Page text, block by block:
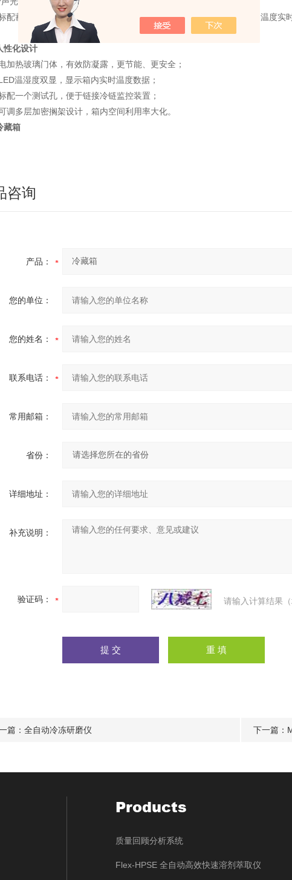
配蓄电池和USB，断电后可持续显示箱内温度并进行声光报警，箱内温度实
性化设计
加热玻璃门体，有效防凝露，更节能、更安全；
温湿度双显，显示箱内实时温度数据；
配一个测试孔，便于链接冷链监控装置；
调多层加密搁架设计，箱内空间利用率大化。
藏箱
咨询
产品：
您的单位：
您的姓名：
联系电话：
常用邮箱：
省份：
详细地址：
补充说明：
验证码： 请输入计算结果
篇： 全自动冷冻研磨仪 下一篇：
Products
质量回顾分析系统
Flex-HPSE 全自动高效快速溶剂萃取仪